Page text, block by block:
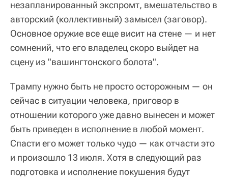
незапланированный экспромт, вмешательство в
авторский (коллективный) замысел (заговор).
Основное оружие все еще висит на стене — и нет
сомнений, что его владелец скоро выйдет на
сцену из "вашингтонского болота".
Трампу нужно быть не просто осторожным — он
сейчас в ситуации человека, приговор в
отношении которого уже давно вынесен и может
быть приведен в исполнение в любой момент.
Спасти его может только чудо — как отчасти это
и произошло 13 июля. Хотя в следующий раз
подготовка и исполнение покушения будут